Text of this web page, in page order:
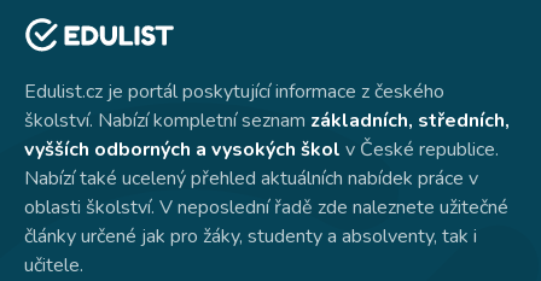
Edulist.cz je portál poskytující informace z českého
školství. Nabízí kompletní seznam základních, středních,
vyšších odborných a vysokých škol v České republice.
Nabízí také ucelený přehled aktuálních nabídek práce v
oblasti školství. V neposlední řadě zde naleznete užitečné
články určené jak pro žáky, studenty a absolventy, tak i
učitele.